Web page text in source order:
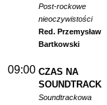
Post-rockowe
nieoczywistości
Red. Przemysław
Bartkowski
09:00 CZAS NA
SOUNDTRACK
Soundtrackowa